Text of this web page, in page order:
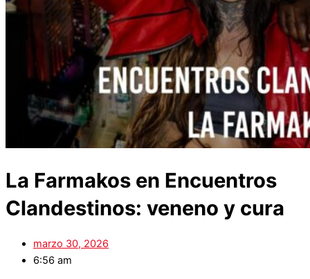
La Farmakos en Encuentros
Clandestinos: veneno y cura
marzo 30, 2026
6:56 am